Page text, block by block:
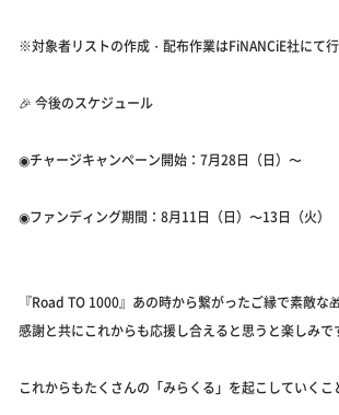
※対象者リストの作成・配布作業はFiNANCiE社にて行
🎉 今後のスケジュール
◉チャージキャンペーン開始：7月28日（日）〜
◉ファンディング期間：8月11日（日）〜13日（火）
『Road TO 1000』あの時から繋がったご縁で素敵な
感謝と共にこれからも応援し合えると思うと楽しみで
これからもたくさんの「みらくる」を起こしていくこ